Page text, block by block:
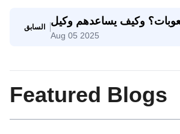
السابق
صعوبات؟ وكيف يساعدهم وكيل
SaleAI على تحقيق النجاح؟Aug 05 2025
Featured Blogs